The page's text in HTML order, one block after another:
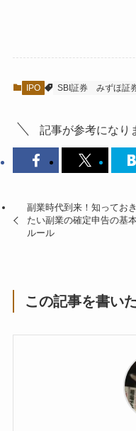
IPO SBI証券 みずほ証
記事が参考になり
副業時代到来！知っておき
たい副業の確定申告の基
ルール
この記事を書い